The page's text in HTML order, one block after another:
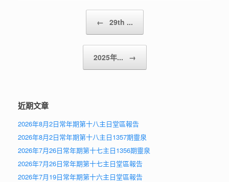
Post navigation
← 29th ...
2025年... →
近期文章
2026年8月2日常年期第十八主日堂區報告
2026年8月2日常年期第十八主日1357期靈泉
2026年7月26日常年期第十七主日1356期靈泉
2026年7月26日常年期第十七主日堂區報告
2026年7月19日常年期第十六主日堂區報告